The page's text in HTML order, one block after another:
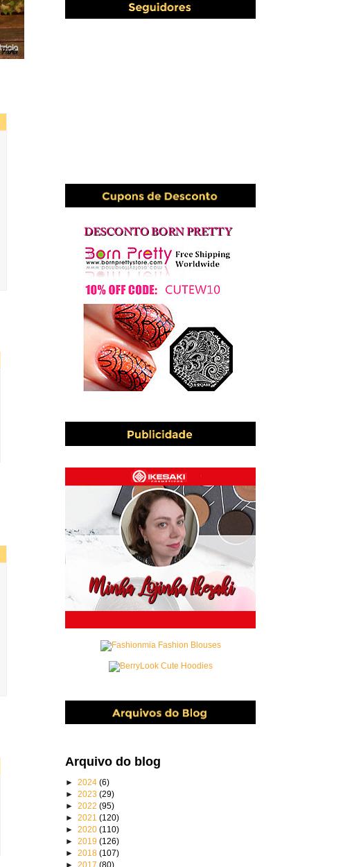
Arquivo do blog
►2024(6)
►2023(29)
►2022(95)
►2021(120)
►2020(110)
►2019(126)
►2018(107)